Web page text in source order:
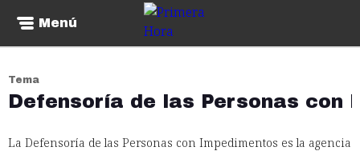
Menú
Tema
Defensoría de las Personas con
La Defensoría de las Personas con Impedimentos es la agencia